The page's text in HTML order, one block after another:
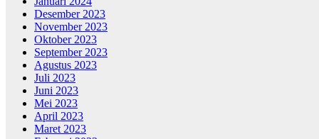
Desember 2023
November 2023
Oktober 2023
September 2023
Agustus 2023
Juli 2023
Juni 2023
Mei 2023
April 2023
Maret 2023